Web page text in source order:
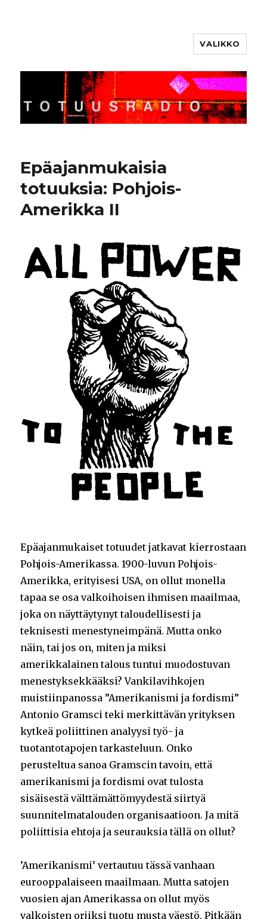
VALIKKO
Epäajanmukaisia
totuuksia: Pohjois-
Amerikka II
Epäajanmukaiset totuudet jatkavat kierrostaan
Pohjois-Amerikassa. 1900-luvun Pohjois-
Amerikka, erityisesi USA, on ollut monella
tapaa se osa valkoihoisen ihmisen maailmaa,
joka on näyttäytynyt taloudellisesti ja
teknisesti menestyneimpänä. Mutta onko
näin, tai jos on, miten ja miksi
amerikkalainen talous tuntui muodostuvan
menestyksekkääksi? Vankilavihkojen
muistiinpanossa ”Amerikanismi ja fordismi”
Antonio Gramsci teki merkittävän yrityksen
kytkeä poliittinen analyysi työ- ja
tuotantotapojen tarkasteluun. Onko
perusteltua sanoa Gramscin tavoin, että
amerikanismi ja fordismi ovat tulosta
sisäisestä välttämättömyydestä siirtyä
suunnitelmatalouden organisaatioon. Ja mitä
poliittisia ehtoja ja seurauksia tällä on ollut?
’Amerikanismi’ vertautuu tässä vanhaan
eurooppalaiseen maailmaan. Mutta satojen
vuosien ajan Amerikassa on ollut myös
valkoisten orjiksi tuotu musta väestö. Pitkään